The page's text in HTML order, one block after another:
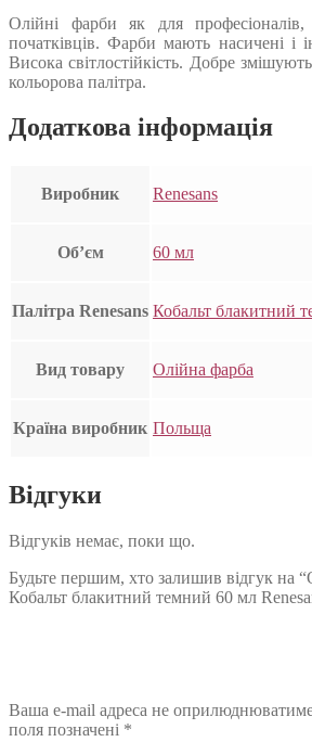
Олійні фарби як для
початківців. Фарби мають насичені і
Висока світлостійкість. Добре
кольорова палітра.
Додаткова інформація
Виробник Renesans
Об’єм 60 мл
Палітра Renesans Кобальт блакитний
Вид товару Олійна фарба
Країна виробник Польща
Відгуки
Відгуків немає, поки що.
Будьте першим, хто залишив відгук на
Кобальт блакитний темний 60 мл
Ваша e-mail адреса не
поля позначені *